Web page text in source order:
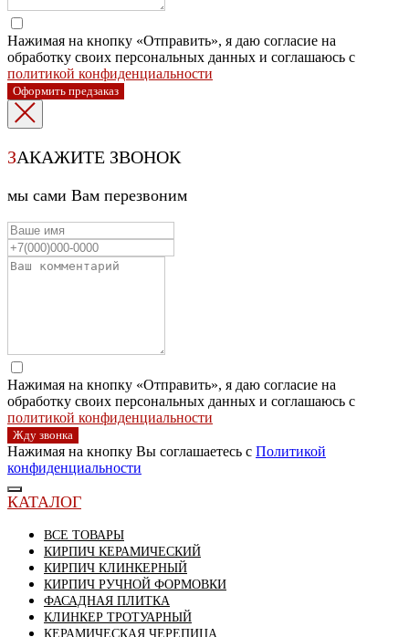
Нажимая на кнопку «Отправить», я даю согласие на
обработку своих персональных данных и соглашаюсь с
политикой конфиденциальности
Оформить предзаказ
ЗАКАЖИТЕ ЗВОНОК
мы сами Вам перезвоним
Нажимая на кнопку «Отправить», я даю согласие на
обработку своих персональных данных и соглашаюсь с
политикой конфиденциальности
Жду звонка
Нажимая на кнопку Вы соглашаетесь с Политикой
конфиденциальности
КАТАЛОГ
ВСЕ ТОВАРЫ
КИРПИЧ КЕРАМИЧЕСКИЙ
КИРПИЧ КЛИНКЕРНЫЙ
КИРПИЧ РУЧНОЙ ФОРМОВКИ
ФАСАДНАЯ ПЛИТКА
КЛИНКЕР ТРОТУАРНЫЙ
КЕРАМИЧЕСКАЯ ЧЕРЕПИЦА